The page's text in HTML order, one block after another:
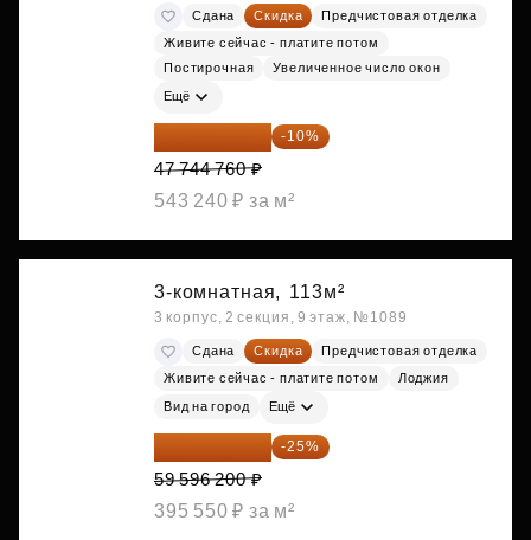
Сдана Скидка
Предчистовая отделка
Живите сейчас - платите потом
Постирочная
Увеличенное число окон
Ещё
42 970 284 ₽ -10%
47 744 760 ₽
543 240 ₽ за м²
3-комнатная, 113м²
3 корпус, 2 секция, 9 этаж, №1089
Сдана Скидка
Предчистовая отделка
Живите сейчас - платите потом
Лоджия
Вид на город Ещё
44 697 150 ₽ -25%
59 596 200 ₽
395 550 ₽ за м²